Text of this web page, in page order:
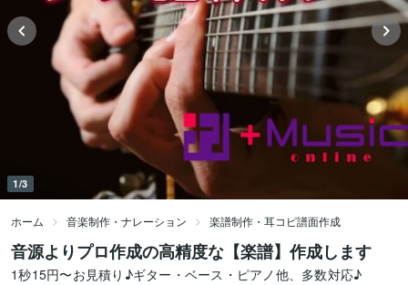
1/3
ホーム 音楽制作・ナレーション 楽譜制作・耳コピ譜面作成
音源よりプロ作成の高精度な【楽譜】作成します
1秒15円〜お見積り♪ギター・ベース・ピアノ他、多数対応♪